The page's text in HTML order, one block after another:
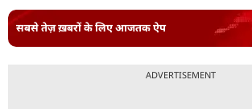
सबसे तेज़ ख़बरों के लिए आजतक ऐप
ADVERTISEMENT